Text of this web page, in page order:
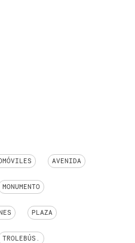
AVENIDA
MONUMENTO
PLAZA
TROLEBÚS.